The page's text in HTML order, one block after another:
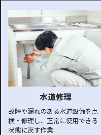
水道修理
故障や漏れのある水道設備を点
検・修理し、正常に使用できる
状態に戻す作業